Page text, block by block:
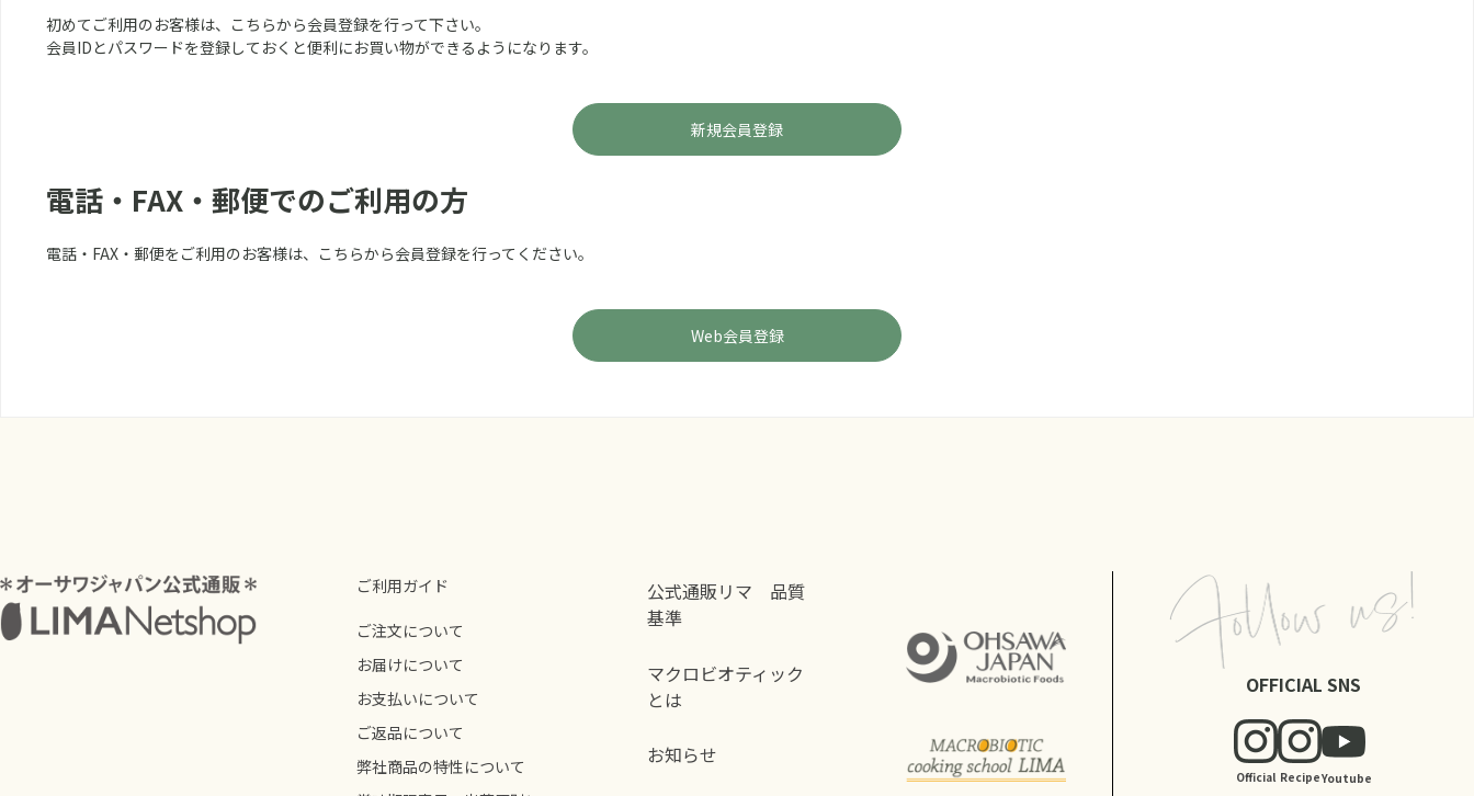
初めてご利用のお客様は、こちらから会員登録を行って下さい。
会員IDとパスワードを登録しておくと便利にお買い物ができるようになります。
電話・FAX・郵便でのご利用の方
電話・FAX・郵便をご利用のお客様は、こちらから会員登録を行ってください。
ご利用ガイド
ご注文について
お届けについて
お支払いについて
ご返品について
弊社商品の特性について
公式通販リマ 品質
基準
マクロビオティック
とは
お知らせ
OFFICIAL SNS
Official RecipeYoutube